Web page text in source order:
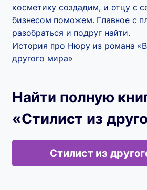
косметику создадим, и отцу с
бизнесом поможем. Главное с
разобраться и подруг найти.
История про Нюру из романа
другого мира»
Найти полную
«Стилист из
Стилист из